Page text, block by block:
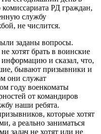
РД граждан,
службу
не числится.
заданы вопросы.
хотят брать в воинские
и сказал, что,
бывают призывники и
они служат
году военкоматы
от командиров
наши ребята.
которые хотят
а реально заниматься
задач не хотят или не